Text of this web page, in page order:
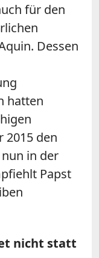
für den
Dessen
hatten
2015 den
in der
Papst
nicht statt